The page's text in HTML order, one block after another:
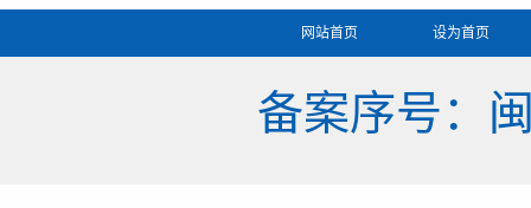
网站首页 设为首页
备案序号：